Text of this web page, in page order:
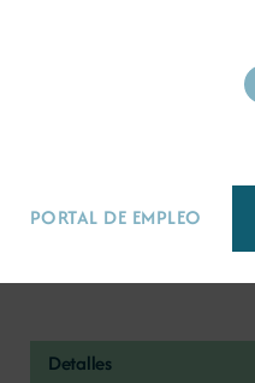
PORTAL DE EMPLEO
Detalles